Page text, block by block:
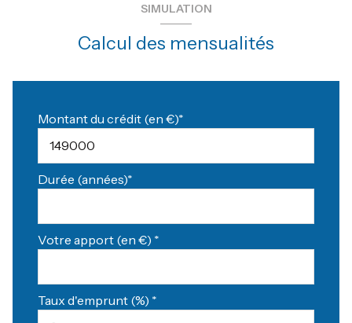
SIMULATION
Calcul des mensualités
Montant du crédit (en €)*
Durée (années)*
Votre apport (en €) *
Taux d'emprunt (%) *